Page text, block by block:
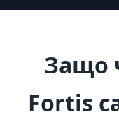
Защо
Fortis